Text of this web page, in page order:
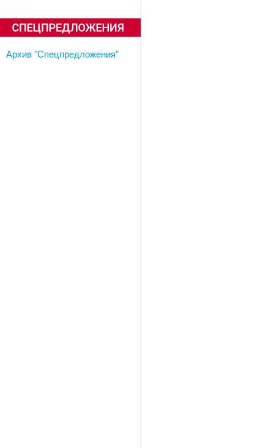
Архив "Спецпредложения"